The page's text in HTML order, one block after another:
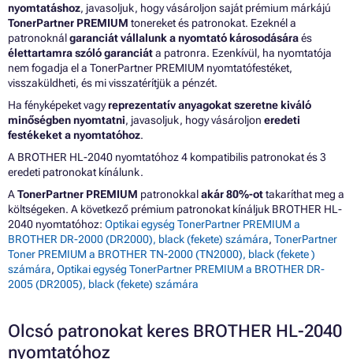
nyomtatáshoz, javasoljuk, hogy vásároljon saját prémium márkájú
TonerPartner PREMIUM tonereket és patronokat. Ezeknél a
patronoknálgaranciát vállalunk a nyomtató károsodásáraés
élettartamra szóló garanciáta patronra. Ezenkívül, ha nyomtatója
nem fogadja el a TonerPartner PREMIUM nyomtatófestéket,
visszaküldheti, és mi visszatérítjük a pénzét.
Ha fényképeket vagyreprezentatív anyagokat szeretne kiváló
minőségben nyomtatni, javasoljuk, hogy vásároljon eredeti
festékeket a nyomtatóhoz.
A BROTHER HL-2040 nyomtatóhoz 4 kompatibilis patronokat és 3
eredeti patronokat kínálunk.
ATonerPartner PREMIUM patronokkalakár 80%-ottakaríthat meg a
költségeken. A következő prémium patronokat kínáljuk BROTHER HL-
2040 nyomtatóhoz: Optikai egység TonerPartner PREMIUM a
BROTHER DR-2000 (DR2000), black (fekete) számára, TonerPartner
Toner PREMIUM a BROTHER TN-2000 (TN2000), black (fekete )
számára, Optikai egység TonerPartner PREMIUM a BROTHER DR-
2005 (DR2005), black (fekete) számára
Olcsó patronokat keres BROTHER HL-2040
nyomtatóhoz